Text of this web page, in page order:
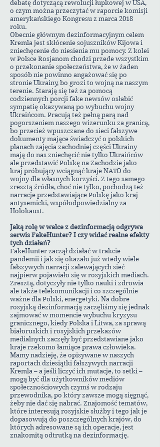
debatę dotyczącą rewolucji łupkowej w USA,
o czym można przeczytać w raporcie komisji
amerykańskiego Kongresu z marca 2018
roku.
Obecnie głównym dezinformacyjnym celem
Kremla jest skłócenie sojuszników Kijowa i
zniechęcenie do niesienia mu pomocy. Z kolei
w Polsce Rosjanom chodzi przede wszystkim
o przekonanie społeczeństwa, że w żaden
sposób nie powinno angażować się po
stronie Ukrainy, bo grozi to wojną na naszym
terenie. Starają się też za pomocą
codziennych porcji fake newsów osłabić
sympatię okazywaną po wybuchu wojny
Ukraińcom. Pracują też pełną parą nad
pogorszeniem naszego wizerunku za granicą,
bo przecież wpuszczane do sieci fałszywe
dokumenty mające świadczyć o polskich
planach zajęcia zachodniej części Ukrainy
mają do nas zniechęcić nie tylko Ukraińców
ale przedstawić Polskę na Zachodzie jako
kraj próbujący wciągnąć kraje NATO do
wojny dla własnych korzyści. Z tego samego
zresztą źródła, choć nie tylko, pochodzą też
narracje przedstawiające Polskę jako kraj
antysemicki, współodpowiedzialny za
Holokaust.
Jaką rolę w walce z dezinformacją odgrywa
serwis FakeHunter? I czy widać realne efekty
tych działań?
FakeHunter zaczął działać w trakcie
pandemii i jak się okazało już wtedy wiele
fałszywych narracji zalewających sieć
najpierw pojawiało się w rosyjskich mediach.
Zresztą, dotyczyły nie tylko nauki i zdrowia
ale także telekomunikacji i co szczególnie
ważne dla Polski, energetyki. Na dobre
rosyjską dezinformacją zaczęliśmy się jednak
zajmować w momencie wybuchu kryzysu
granicznego, kiedy Polska i Litwa, za sprawą
białoruskich i rosyjskich przekazów
medialnych zaczęły być przedstawiane jako
kraje rzekomo łamiące prawa człowieka.
Mamy nadzieję, że opisywane w naszych
raportach dziesiątki fałszywych narracji
Kremla – a jeśli liczyć ich mutacje, to setki –
mogą być dla użytkowników mediów
społecznościowych czymś w rodzaju
przewodnika, po który zawsze mogą sięgnąć,
żeby nie dać się nabrać. Znajomość tematów,
które interesują rosyjskie służby i tego jak je
dopasowują do poszczególnych krajów, do
których adresowane są ich operacje, jest
znakomitą odtrutką na dezinformację.